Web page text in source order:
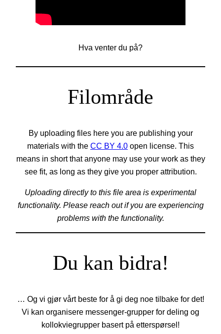
Hva venter du på?
Filområde
By uploading files here you are publishing your
materials with the CC BY 4.0 open license. This
means in short that anyone may use your work as they
see fit, as long as they give you proper attribution.
Uploading directly to this file area is experimental
functionality. Please reach out if you are experiencing
problems with the functionality.
Du kan bidra!
… Og vi gjør vårt beste for å gi deg noe tilbake for det!
Vi kan organisere messenger-grupper for deling og
kollokviegrupper basert på etterspørsel!